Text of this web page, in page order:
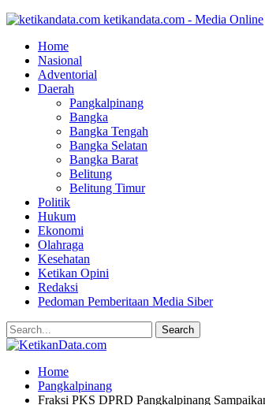
ketikandata.com - Media Online
Home
Nasional
Adventorial
Daerah
Pangkalpinang
Bangka
Bangka Tengah
Bangka Selatan
Bangka Barat
Belitung
Belitung Timur
Politik
Hukum
Ekonomi
Olahraga
Kesehatan
Ketikan Opini
Redaksi
Pedoman Pemberitaan Media Siber
Home
Pangkalpinang
Fraksi PKS DPRD Pangkalpinang